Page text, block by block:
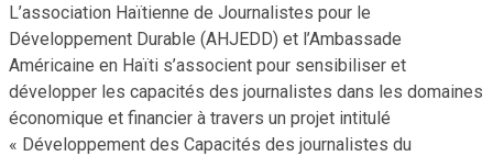
L’association Haïtienne de Journalistes pour le
Développement Durable (AHJEDD) et l’Ambassade
Américaine en Haïti s’associent pour sensibiliser et
développer les capacités des journalistes dans les domaines
économique et financier à travers un projet intitulé
« Développement des Capacités des journalistes du